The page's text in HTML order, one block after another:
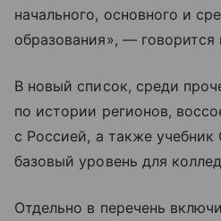
начального, основного и
образования», —
В новый список, среди
по истории регионов,
с Россией, а также учебник
базовый уровень для
Отдельно в перечень